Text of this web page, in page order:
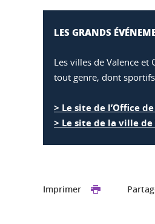
LES GRANDS
Les villes de Valence
tout genre, dont
> Le site de l’Office
> Le site de la ville de
Imprimer